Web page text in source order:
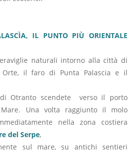
IL PUNTO PIÙ ORIENTALE
naturali intorno alla città di
il faro di Punta Palascia e il
di Otranto scendete verso il porto
Una volta raggiunto il molo
nella zona costiera
del Serpe,
sul mare, su antichi sentieri